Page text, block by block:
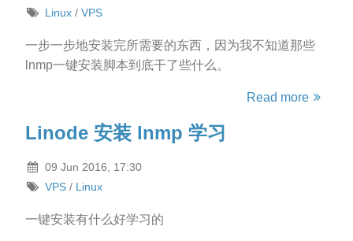
Linux /VPS
一步一步地安装完所需要的东西，因为我不知道那些
lnmp一键安装脚本到底干了些什么。
Read more
Linode 安装 lnmp 学习
09 Jun 2016, 17:30
VPS / Linux
一键安装有什么好学习的